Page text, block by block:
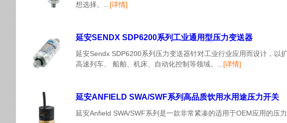
想选择。... [详情]
延安SENDX SDP6200系列工业通用型压力变送器
延安Sendx SDP6200系列压力变送器针对工业行业应用而设计，以
高速列车、 船舶、机床、自动化控制等领域。... [详情]
延安ANFIELD SWA/SWF系列高品质饮用水用途压力开关
延安Anfield SWA/SWF系列是一款非常紧凑的适用于OEM应用的压